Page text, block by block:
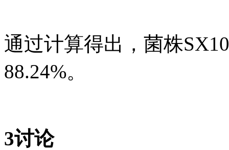
通过计算得出，菌株
88.24%。
3讨论